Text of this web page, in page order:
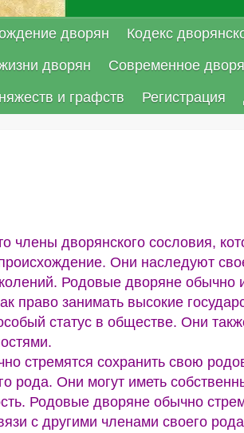
дворян Кодекс
дворян Современное
и графств Регистрация
члены дворянского сословия,
Они наследуют
Родовые дворяне
право занимать высокие
статус в обществе. Они
стремятся сохранить свою
рода. Они могут иметь
Родовые дворяне обычно
с другими членами своего